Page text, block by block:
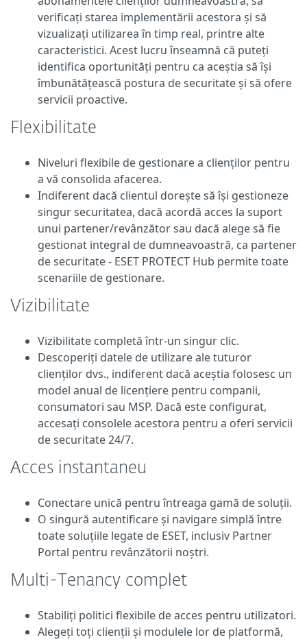
verificați starea implementării acestora și să
vizualizați utilizarea în timp real, printre alte
caracteristici. Acest lucru înseamnă că puteți
identifica oportunități pentru ca aceștia să își
îmbunătățească postura de securitate și să ofere
servicii proactive.
Flexibilitate
Niveluri flexibile de gestionare a clienților pentru
a vă consolida afacerea.
Indiferent dacă clientul dorește să își gestioneze
singur securitatea, dacă acordă acces la suport
unui partener/revânzător sau dacă alege să fie
gestionat integral de dumneavoastră, ca partener
de securitate - ESET PROTECT Hub permite toate
scenariile de gestionare.
Vizibilitate
Vizibilitate completă într-un singur clic.
Descoperiți datele de utilizare ale tuturor
clienților dvs., indiferent dacă aceștia folosesc un
model anual de licențiere pentru companii,
consumatori sau MSP. Dacă este configurat,
accesați consolele acestora pentru a oferi servicii
de securitate 24/7.
Acces instantaneu
Conectare unică pentru întreaga gamă de soluții.
O singură autentificare și navigare simplă între
toate soluțiile legate de ESET, inclusiv Partner
Portal pentru revânzătorii noștri.
Multi-Tenancy complet
Stabiliți politici flexibile de acces pentru utilizatori.
Alegeți toți clienții și modulele lor de platformă,